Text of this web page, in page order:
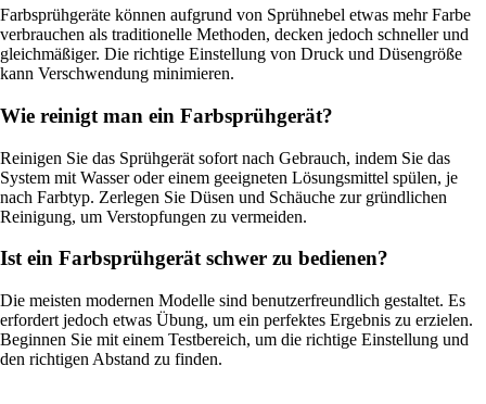
Farbsprühgeräte können aufgrund von Sprühnebel etwas mehr Farbe
verbrauchen als traditionelle Methoden, decken jedoch schneller und
gleichmäßiger. Die richtige Einstellung von Druck und Düsengröße
kann Verschwendung minimieren.
Wie reinigt man ein Farbsprühgerät?
Reinigen Sie das Sprühgerät sofort nach Gebrauch, indem Sie das
System mit Wasser oder einem geeigneten Lösungsmittel spülen, je
nach Farbtyp. Zerlegen Sie Düsen und Schäuche zur gründlichen
Reinigung, um Verstopfungen zu vermeiden.
Ist ein Farbsprühgerät schwer zu bedienen?
Die meisten modernen Modelle sind benutzerfreundlich gestaltet. Es
erfordert jedoch etwas Übung, um ein perfektes Ergebnis zu erzielen.
Beginnen Sie mit einem Testbereich, um die richtige Einstellung und
den richtigen Abstand zu finden.